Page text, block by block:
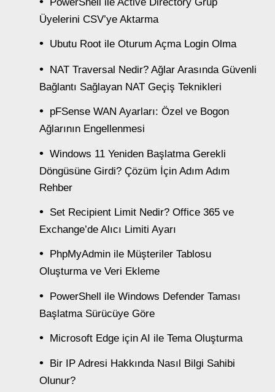
Üyelerini CSV’ye Aktarma
Ubutu Root ile Oturum Açma Login Olma
NAT Traversal Nedir? Ağlar Arasında Güvenli
Bağlantı Sağlayan NAT Geçiş Teknikleri
pFSense WAN Ayarları: Özel ve Bogon
Ağlarının Engellenmesi
Windows 11 Yeniden Başlatma Gerekli
Döngüsüne Girdi? Çözüm İçin Adım Adım
Rehber
Set Recipient Limit Nedir? Office 365 ve
Exchange’de Alıcı Limiti Ayarı
PhpMyAdmin ile Müşteriler Tablosu
Oluşturma ve Veri Ekleme
PowerShell ile Windows Defender Taması
Başlatma Sürücüye Göre
Microsoft Edge için AI ile Tema Oluşturma
Bir IP Adresi Hakkında Nasıl Bilgi Sahibi
Olunur?